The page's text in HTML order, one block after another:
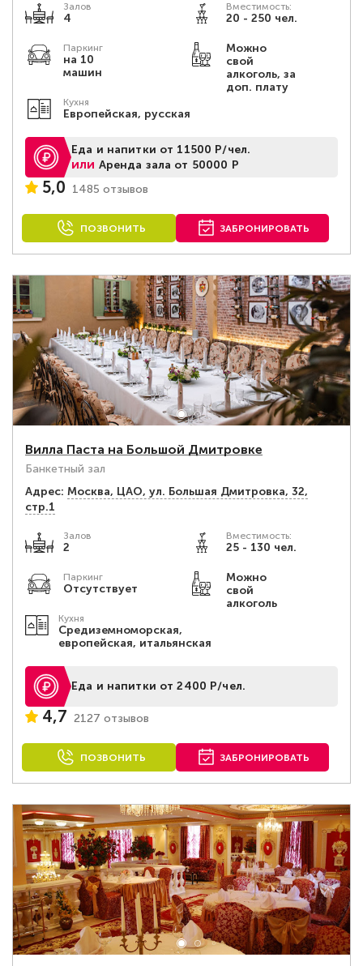
Залов
4
Вместимость:
20 - 250 чел.
Паркинг
на 10
машин
Можно
свой
алкоголь, за
доп. плату
Кухня
Европейская, русская
Еда и напитки от 11500 Р/чел.
или Аренда зала от 50000 Р
5,0 1485 отзывов
ПОЗВОНИТЬ ЗАБРОНИРОВАТЬ
Вилла Паста на Большой Дмитровке
Банкетный зал
Адрес: Москва, ЦАО, ул. Большая Дмитровка, 32,
стр.1
Залов
2
Вместимость:
25 - 130 чел.
Паркинг
Отсутствует
Можно
свой
алкоголь
Кухня
Средиземноморская,
европейская, итальянская
Еда и напитки от 2400 Р/чел.
4,7 2127 отзывов
ПОЗВОНИТЬ ЗАБРОНИРОВАТЬ